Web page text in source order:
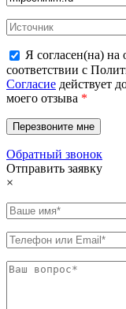
Я согласен(на)
соответствии с
Согласие действует
моего отзыва *
Обратный звонок
Отправить заявку
×